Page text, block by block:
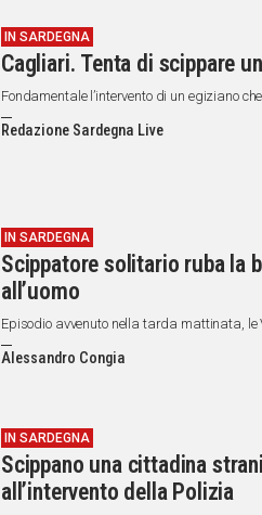
IN SARDEGNA
Cagliari. Tenta di scippare
Fondamentale l’intervento di un egiziano
Redazione Sardegna Live
IN SARDEGNA
Scippatore solitario ruba la
all’uomo
Episodio avvenuto nella tarda mattinata,
Alessandro Congia
IN SARDEGNA
Scippano una cittadina
all’intervento della Polizia